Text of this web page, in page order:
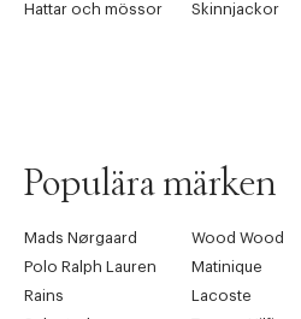
Hattar och mössor
Skinnjackor
Populära märken
Mads Nørgaard Wood Wood
Polo Ralph Lauren
Matinique
Rains
Lacoste